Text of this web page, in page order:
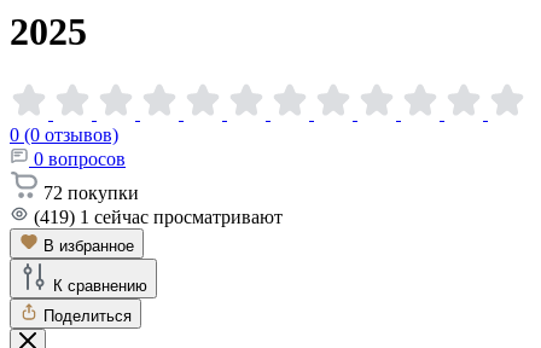
2025
0 (0 отзывов)
0 вопросов
72 покупки
(419) 1 сейчас просматривают
В избранное
К сравнению
Поделиться